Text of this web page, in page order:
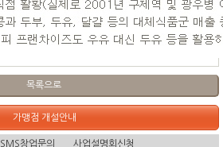
목록으로
가맹점 개설안내
SMS창업문의 사업설명회신청